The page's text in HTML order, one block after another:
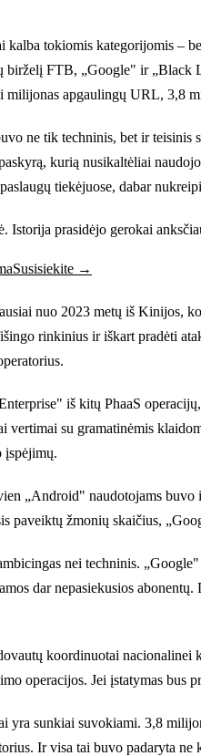
kalba tokiomis kategorijomis –
birželį FTB, „Google" ir
milijonas apgaulingų URL, 3,8
ne tik techninis, bet ir
kurią nusikaltėliai
tiekėjuose, dabar
Istorija prasidėjo gerokai
Susisiekite →
nuo 2023 metų iš Kinijos,
rinkinius ir iškart pradėti
iš kitų PhaaS
vertimai su gramatinėmis
įspėjimų.
„Android" naudotojams
paveiktų žmonių skaičius,
nei techninis.
dar nepasiekusios
koordinuotai nacionalinei
operacijos. Jei įstatymas bus
yra sunkiai suvokiami. 3,8
Ir visa tai buvo padaryta